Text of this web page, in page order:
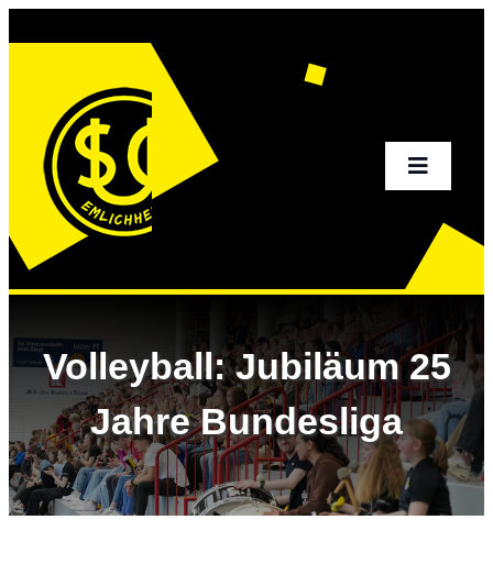
Toggle
Aktuelles
Sportangebot
Verein
Volleyball: Jubiläum 25
Jahre Bundesliga